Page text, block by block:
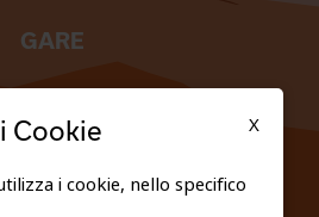
GARE
X
Cookie
i cookie, nello specifico